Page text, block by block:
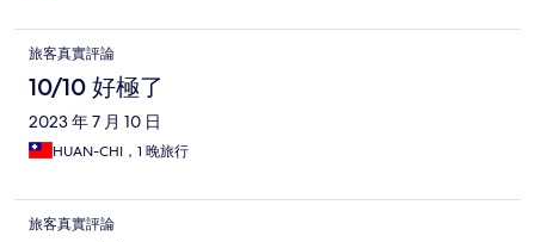
旅客真實評論
10/10 好極了
2023 年 7 月 10 日
HUAN-CHI，1 晚旅行
旅客真實評論